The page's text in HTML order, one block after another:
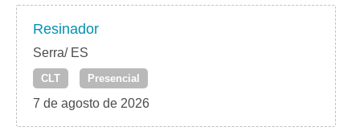
Resinador
Serra/ ES
CLT Presencial
7 de agosto de 2026